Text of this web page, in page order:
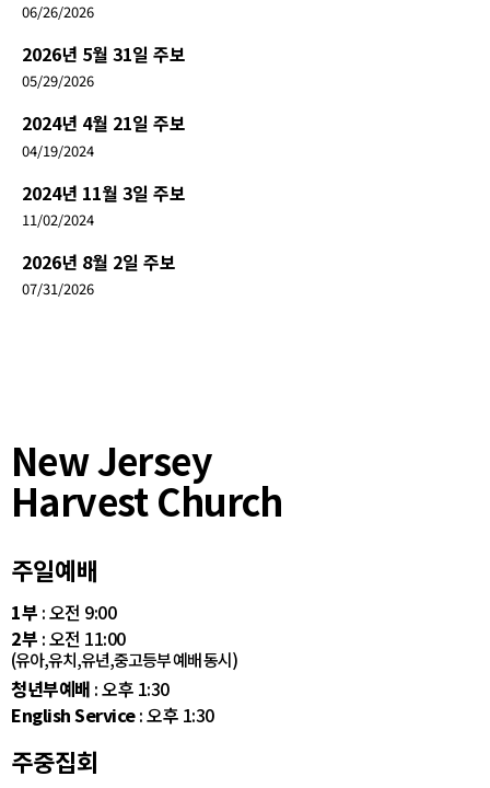
06/26/2026
2026년 5월 31일 주보
05/29/2026
2024년 4월 21일 주보
04/19/2024
2024년 11월 3일 주보
11/02/2024
2026년 8월 2일 주보
07/31/2026
New Jersey
Harvest Church
주일예배
1부 : 오전 9:00
2부 : 오전 11:00
(유아,유치,유년,중고등부 예배 동시)
청년부예배 : 오후 1:30
English Service: 오후 1:30
주중집회